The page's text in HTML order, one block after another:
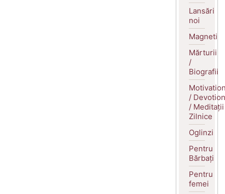
Lansări
noi
Magneti
Mărturii
/
Biografii
/
/ Meditații
Zilnice
Oglinzi
Pentru
Bărbați
Pentru
femei